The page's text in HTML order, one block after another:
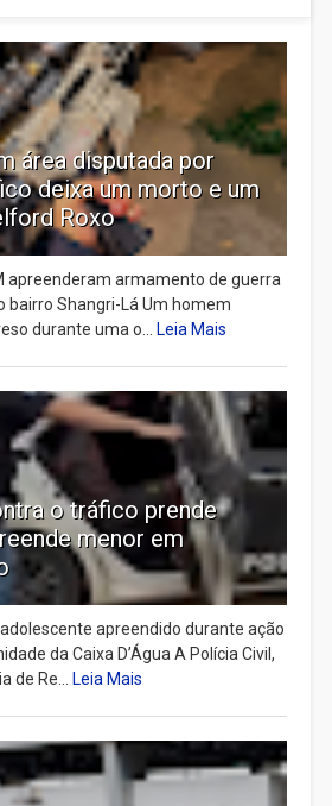
área disputada por
deixa um morto e um
Roxo
apreenderam armamento de guerra
bairro Shangri-Lá Um homem
durante uma o... Leia Mais
o tráfico prende
menor em
apreendido durante ação
da Caixa D’Água A Polícia Civil,
de Re... Leia Mais